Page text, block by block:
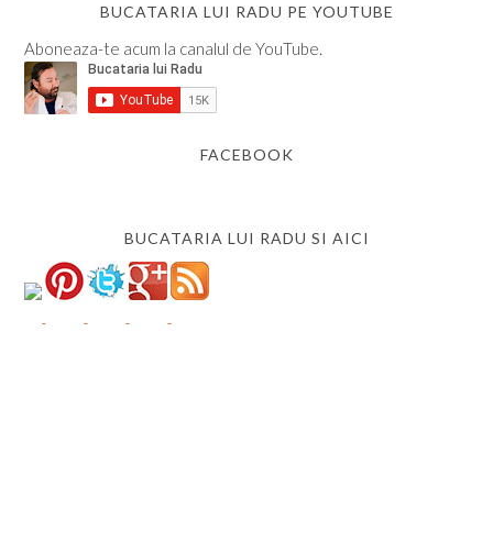
BUCATARIA LUI RADU PE YOUTUBE
Aboneaza-te acum la canalul de YouTube.
FACEBOOK
BUCATARIA LUI RADU SI AICI